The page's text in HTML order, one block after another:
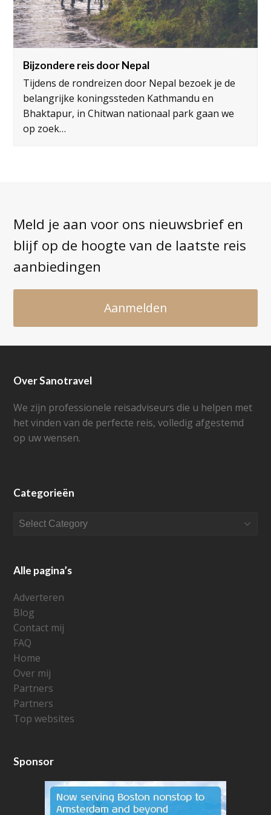
Bijzondere reis door Nepal
Tijdens de rondreizen door Nepal bezoek je de
belangrijke koningssteden Kathmandu en
Bhaktapur, in Chitwan nationaal park gaan we
op zoek…
Meld je aan voor ons nieuwsbrief en
blijf op de hoogte van de laatste reis
aanbiedingen
Aanmelden
Over Sanotravel
We zijn professionele reisadviseurs die u helpen met
het vinden van de perfecte reis, volledig afgestemd
op uw wensen.
Categorieën
Categorieën
Alle pagina’s
Adverteren
Blog
Contact mij
FAQ
Home
Over mij
Partners
Partners
Top websites
Sponsor